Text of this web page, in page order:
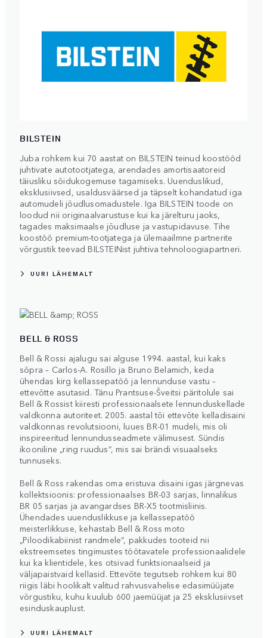
BILSTEIN
Juba rohkem kui 70 aastat on BILSTEIN teinud koostööd
juhtivate autotootjatega, arendades amortisaatoreid
täiusliku sõidukogemuse tagamiseks. Uuenduslikud,
eksklusiivsed, usaldusväärsed ja täpselt kohandatud iga
automudeli jõudlusomadustele. Iga BILSTEIN toode on
loodud nii originaalvarustuse kui ka järelturu jaoks,
tagades maksimaalse jõudluse ja vastupidavuse. Tihe
koostöö premium-tootjatega ja ülemaailmne partnerite
võrgustik teevad BILSTEINist juhtiva tehnoloogiapartneri.
UURI LÄHEMALT
BELL & ROSS
Bell & Rossi ajalugu sai alguse 1994. aastal, kui kaks
sõpra – Carlos-A. Rosillo ja Bruno Belamich, keda
ühendas kirg kellassepatöö ja lennunduse vastu –
ettevõtte asutasid. Tänu Prantsuse-Šveitsi päritolule sai
Bell & Rossist kiiresti professionaalsete lennunduskellade
valdkonna autoriteet. 2005. aastal tõi ettevõte kelladisaini
valdkonnas revolutsiooni, luues BR-01 mudeli, mis oli
inspireeritud lennundusseadmete välimusest. Sündis
ikooniline „ring ruudus“, mis sai brändi visuaalseks
tunnuseks.
Bell & Ross rakendas oma eristuva disaini igas järgnevas
kollektsioonis: professionaalses BR-03 sarjas, linnalikus
BR 05 sarjas ja avangardses BR-X5 tootmisliinis.
Ühendades uuenduslikkuse ja kellassepatöö
meisterlikkuse, kehastab Bell & Ross moto
„Piloodikabiinist randmele“, pakkudes tooteid nii
ekstreemsetes tingimustes töötavatele professionaalidele
kui ka klientidele, kes otsivad funktsionaalseid ja
väljapaistvaid kellasid. Ettevõte tegutseb rohkem kui 80
riigis läbi hoolikalt valitud rahvusvahelise edasimüüjate
võrgustiku, kuhu kuulub 600 jaemüüjat ja 25 eksklusiivset
esinduskauplust.
UURI LÄHEMALT